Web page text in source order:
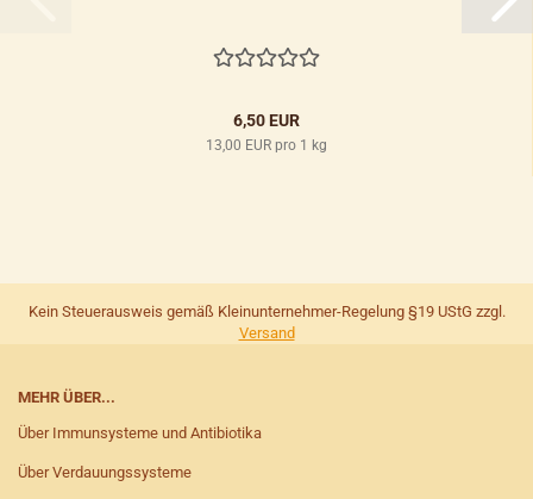
6,50 EUR
13,00 EUR pro 1 kg
Kein Steuerausweis gemäß Kleinunternehmer-Regelung §19 UStG zzgl.
Versand
MEHR ÜBER...
Über Immunsysteme und Antibiotika
Über Verdauungssysteme